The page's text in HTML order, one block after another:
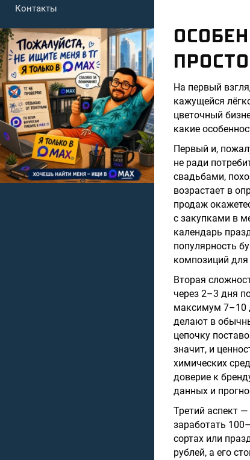
Контакты
На первый
кажущейся
цветочный
какие
Первый и,
не ради
свадьбами,
возрастает в
продаж
с закупками в
календарь
популярность
композиций
Вторая
через 2–3 дня
максимум 7–10
делают в
цепочку
значит, и
химических
доверие к
данных и
Третий аспект —
заработать
сортах или
рублей, а его